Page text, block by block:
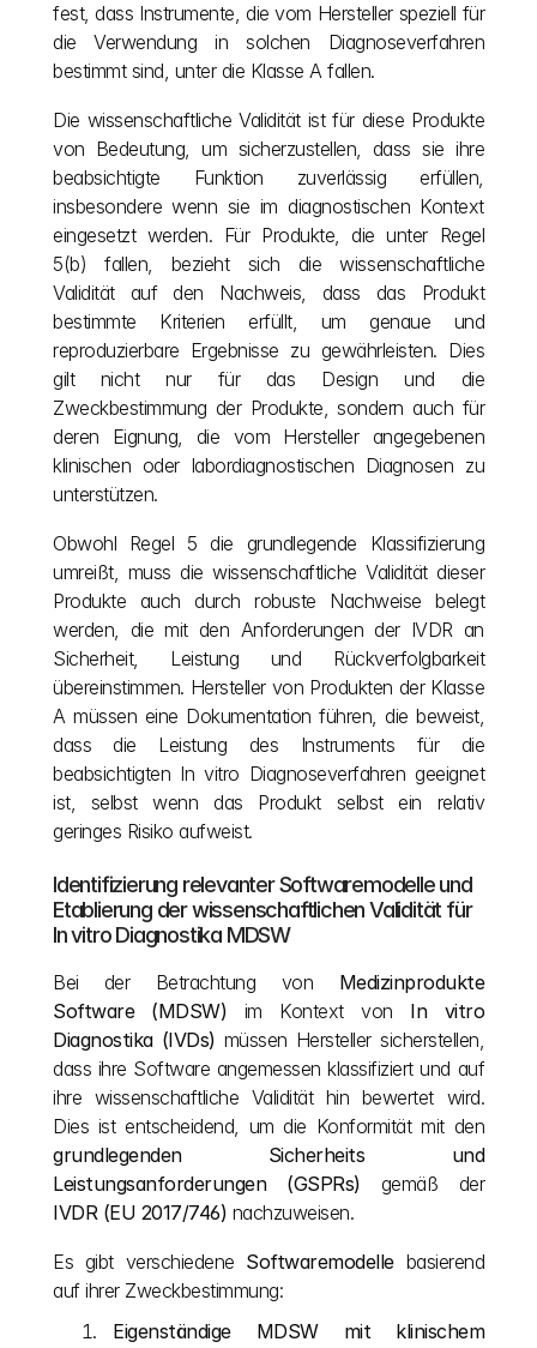
fest, dass Instrumente, die vom Hersteller speziell für
die Verwendung in solchen Diagnoseverfahren
bestimmt sind, unter die Klasse A fallen.
Die wissenschaftliche Validität ist für diese Produkte
von Bedeutung, um sicherzustellen, dass sie ihre
beabsichtigte Funktion zuverlässig erfüllen,
insbesondere wenn sie im diagnostischen Kontext
eingesetzt werden. Für Produkte, die unter Regel
5(b) fallen, bezieht sich die wissenschaftliche
Validität auf den Nachweis, dass das Produkt
bestimmte Kriterien erfüllt, um genaue und
reproduzierbare Ergebnisse zu gewährleisten. Dies
gilt nicht nur für das Design und die
Zweckbestimmung der Produkte, sondern auch für
deren Eignung, die vom Hersteller angegebenen
klinischen oder labordiagnostischen Diagnosen zu
unterstützen.
Obwohl Regel 5 die grundlegende Klassifizierung
umreißt, muss die wissenschaftliche Validität dieser
Produkte auch durch robuste Nachweise belegt
werden, die mit den Anforderungen der IVDR an
Sicherheit, Leistung und Rückverfolgbarkeit
übereinstimmen. Hersteller von Produkten der Klasse
A müssen eine Dokumentation führen, die beweist,
dass die Leistung des Instruments für die
beabsichtigten In vitro Diagnoseverfahren geeignet
ist, selbst wenn das Produkt selbst ein relativ
geringes Risiko aufweist.
Identifizierung relevanter Softwaremodelle und
Etablierung der wissenschaftlichen Validität für
In vitro Diagnostika MDSW
Bei der Betrachtung von Medizinprodukte
Software (MDSW) im Kontext von In vitro
Diagnostika (IVDs) müssen Hersteller sicherstellen,
dass ihre Software angemessen klassifiziert und auf
ihre wissenschaftliche Validität hin bewertet wird.
grundlegenden Sicherheits und
Leistungsanforderungen (GSPRs)
gemäß der
IVDR (EU 2017/746) nachzuweisen.
Es gibt verschiedene Softwaremodelle basierend
auf ihrer Zweckbestimmung:
Eigenständige MDSW mit klinischem